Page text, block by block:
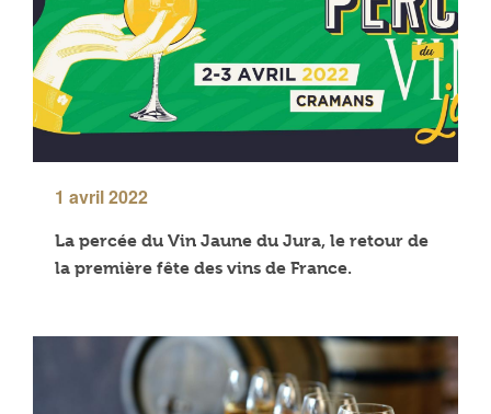
1 avril 2022
La percée du Vin Jaune du Jura, le retour de
la première fête des vins de France.